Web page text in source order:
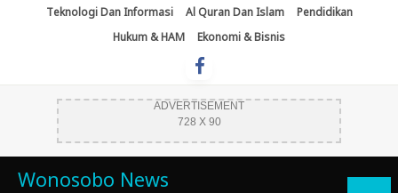
Teknologi Dan Informasi Al Quran Dan Islam
Pendidikan
Hukum & HAM
Ekonomi & Bisnis
ADVERTISEMENT
728 X 90
Wonosobo News